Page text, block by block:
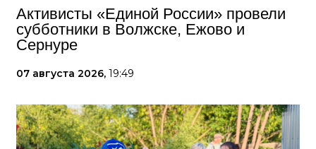
Активисты «Единой России» провели
субботники в Волжске, Ежово и
Сернуре
07 августа 2026, 19:49